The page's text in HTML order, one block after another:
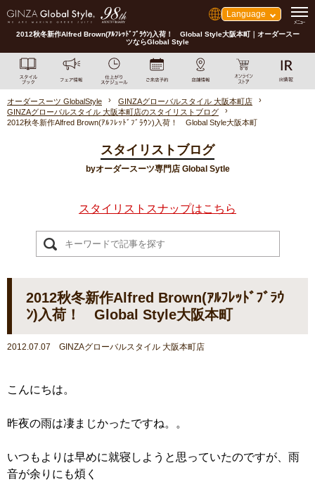
Language
2012秋冬新作Alfred Brown(ｱﾙﾌﾚｯﾄﾞﾌﾞﾗｳﾝ)入荷！ Global Style大阪本町｜オーダースー
ツならGlobal Style
オーダースーツ GlobalStyle
GINZAグローバルスタイル 大阪本町店
GINZAグローバルスタイル 大阪本町店のスタイリストブログ
2012秋冬新作Alfred Brown(ｱﾙﾌﾚｯﾄﾞﾌﾞﾗｳﾝ)入荷！ Global Style大阪本町
スタイリストブログ
byオーダースーツ専門店 Global Sytle
スタイリストスナップはこちら
2012秋冬新作Alfred Brown(ｱﾙﾌﾚｯﾄﾞﾌﾞﾗｳ
ﾝ)入荷！ Global Style大阪本町
2012.07.07 GINZAグローバルスタイル 大阪本町店
こんにちは。
昨夜の雨は凄まじかったですね。。
いつもよりは早めに就寝しようと思っていたのですが、雨
音が余りにも煩く